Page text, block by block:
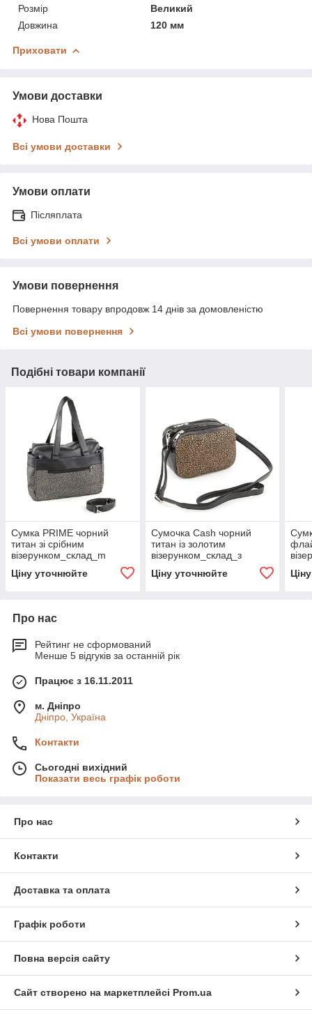
Розмір
Великий
Довжина
120 мм
Приховати
Умови доставки
Нова Пошта
Всі умови доставки
Умови оплати
Післяплата
Всі умови оплати
Умови повернення
Повернення товару впродовж 14 днів за домовленістю
Всі умови повернення
Подібні товари компанії
Сумка PRIME чорний
титан зі срібним
візерунком_склад_m
Ціну уточнюйте
Сумочка Cash чорний
титан із золотим
візерунком_склад_з
Ціну уточнюйте
Про нас
Рейтинг не сформований
Менше 5 відгуків за останній рік
Працює з 16.11.2011
м. Дніпро
Дніпро, Україна
Контакти
Сьогодні вихідний
Показати весь графік роботи
Про нас
Контакти
Доставка та оплата
Графік роботи
Повна версія сайту
Сайт створено на маркетплейсі Prom.ua